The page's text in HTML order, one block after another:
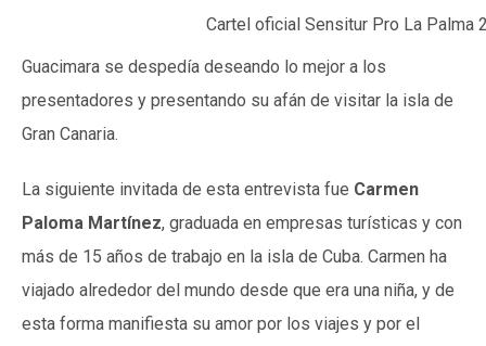
Cartel oficial Sensitur Pro La Palma
Guacimara se despedía deseando lo mejor a los
presentadores y presentando su afán de visitar la isla de
Gran Canaria.
La siguiente invitada de esta entrevista fue Carmen
Paloma Martínez, graduada en empresas turísticas y con
más de 15 años de trabajo en la isla de Cuba. Carmen ha
viajado alrededor del mundo desde que era una niña, y de
esta forma manifiesta su amor por los viajes y por el